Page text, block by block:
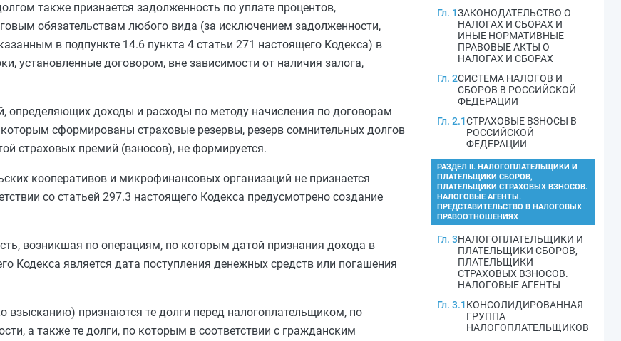
также признается задолженность по уплате процентов,
обязательствам любого вида (за исключением задолженности,
в подпункте 14.6 пункта 4 статьи 271 настоящего Кодекса) в
установленные договором, вне зависимости от наличия залога,
определяющих доходы и расходы по методу начисления по договорам
которым сформированы страховые резервы, резерв сомнительных долгов
страховых премий (взносов), не формируется.
кооперативов и микрофинансовых организаций не признается
со статьей 297.3 настоящего Кодекса предусмотрено создание
возникшая по операциям, по которым датой признания дохода в
Кодекса является дата поступления денежных средств или погашения
признаются те долги перед налогоплательщиком, по
а также те долги, по которым в соответствии с гражданским
Гл. 1ЗАКОНОДАТЕЛЬСТВО О
НАЛОГАХ И СБОРАХ И
ИНЫЕ НОРМАТИВНЫЕ
ПРАВОВЫЕ АКТЫ О
НАЛОГАХ И СБОРАХ
Гл. 2СИСТЕМА НАЛОГОВ И
СБОРОВ В РОССИЙСКОЙ
ФЕДЕРАЦИИ
Гл. 2.1СТРАХОВЫЕ ВЗНОСЫ В
РОССИЙСКОЙ
ФЕДЕРАЦИИ
РАЗДЕЛ II. НАЛОГОПЛАТЕЛЬЩИКИ И
ПЛАТЕЛЬЩИКИ СБОРОВ,
ПЛАТЕЛЬЩИКИ СТРАХОВЫХ ВЗНОСОВ.
НАЛОГОВЫЕ АГЕНТЫ.
ПРЕДСТАВИТЕЛЬСТВО В НАЛОГОВЫХ
ПРАВООТНОШЕНИЯХ
Гл. 3НАЛОГОПЛАТЕЛЬЩИКИ И
ПЛАТЕЛЬЩИКИ СБОРОВ,
ПЛАТЕЛЬЩИКИ
СТРАХОВЫХ ВЗНОСОВ.
НАЛОГОВЫЕ АГЕНТЫ
Гл. 3.1КОНСОЛИДИРОВАННАЯ
ГРУППА
НАЛОГОПЛАТЕЛЬЩИКОВ